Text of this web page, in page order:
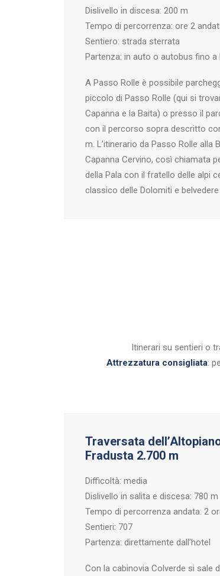
Dislivello in discesa: 200 m
Tempo di percorrenza: ore 2
Sentiero: strada sterrata
Partenza: in auto o autobus fino a
A Passo Rolle è possibile
piccolo di Passo Rolle (qui si
Capanna e la Baita) o presso il
con il percorso sopra descritto
m. L’itinerario da Passo Rolle
Capanna Cervino, così chiamata
della Pala con il fratello delle alpi
classico delle Dolomiti e
Itinerari su sentieri o
Attrezzatura consigliata:
Traversata
Fradusta 2.700 m
Difficoltà: media
Dislivello in salita e discesa: 780 m
Tempo di percorrenza andata: 2
Sentieri: 707
Partenza: direttamente dall’hotel
Con la cabinovia Colverde si sale